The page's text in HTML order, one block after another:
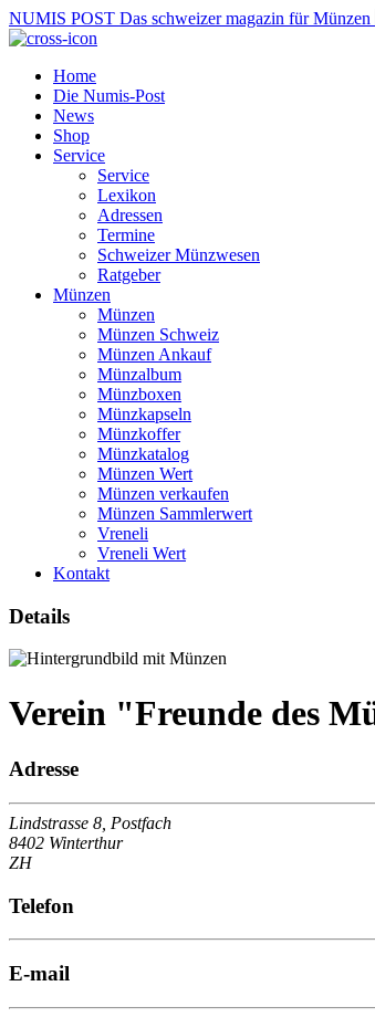
NUMIS POST Das schweizer magazin für Münzen
Home
Die Numis-Post
News
Shop
Service
Service
Lexikon
Adressen
Termine
Schweizer Münzwesen
Ratgeber
Münzen
Münzen
Münzen Schweiz
Münzen Ankauf
Münzalbum
Münzboxen
Münzkapseln
Münzkoffer
Münzkatalog
Münzen Wert
Münzen verkaufen
Münzen Sammlerwert
Vreneli
Vreneli Wert
Kontakt
Details
Verein "Freunde des
Adresse
Lindstrasse 8, Postfach
8402 Winterthur
ZH
Telefon
E-mail